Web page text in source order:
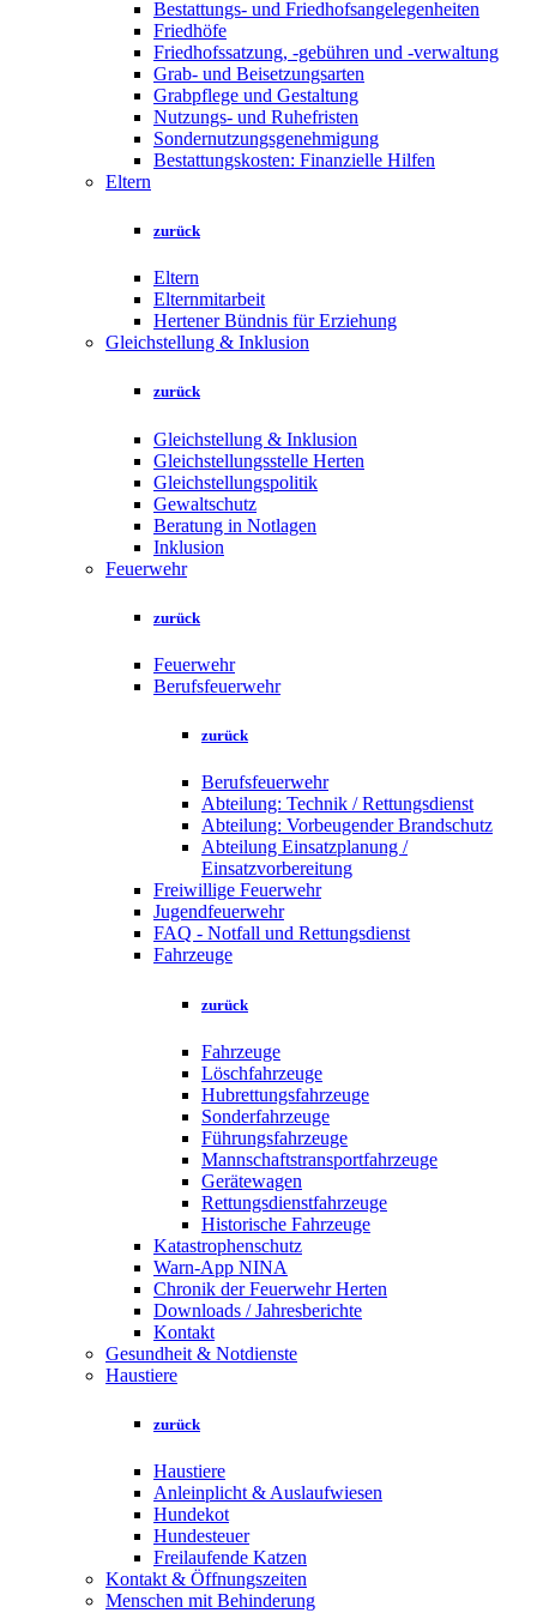
Bestattungs- und Friedhofsangelegenheiten
Friedhöfe
Friedhofssatzung, -gebühren und -verwaltung
Grab- und Beisetzungsarten
Grabpflege und Gestaltung
Nutzungs- und Ruhefristen
Sondernutzungsgenehmigung
Bestattungskosten: Finanzielle Hilfen
Eltern
zurück
Eltern
Elternmitarbeit
Hertener Bündnis für Erziehung
Gleichstellung & Inklusion
zurück
Gleichstellung & Inklusion
Gleichstellungsstelle Herten
Gleichstellungspolitik
Gewaltschutz
Beratung in Notlagen
Inklusion
Feuerwehr
zurück
Feuerwehr
Berufsfeuerwehr
zurück
Berufsfeuerwehr
Abteilung: Technik / Rettungsdienst
Abteilung: Vorbeugender Brandschutz
Abteilung Einsatzplanung /
Einsatzvorbereitung
Freiwillige Feuerwehr
Jugendfeuerwehr
FAQ - Notfall und Rettungsdienst
Fahrzeuge
zurück
Fahrzeuge
Löschfahrzeuge
Hubrettungsfahrzeuge
Sonderfahrzeuge
Führungsfahrzeuge
Mannschaftstransportfahrzeuge
Gerätewagen
Rettungsdienstfahrzeuge
Historische Fahrzeuge
Katastrophenschutz
Warn-App NINA
Chronik der Feuerwehr Herten
Downloads / Jahresberichte
Kontakt
Gesundheit & Notdienste
Haustiere
zurück
Haustiere
Anleinplicht & Auslaufwiesen
Hundekot
Hundesteuer
Freilaufende Katzen
Kontakt & Öffnungszeiten
Menschen mit Behinderung